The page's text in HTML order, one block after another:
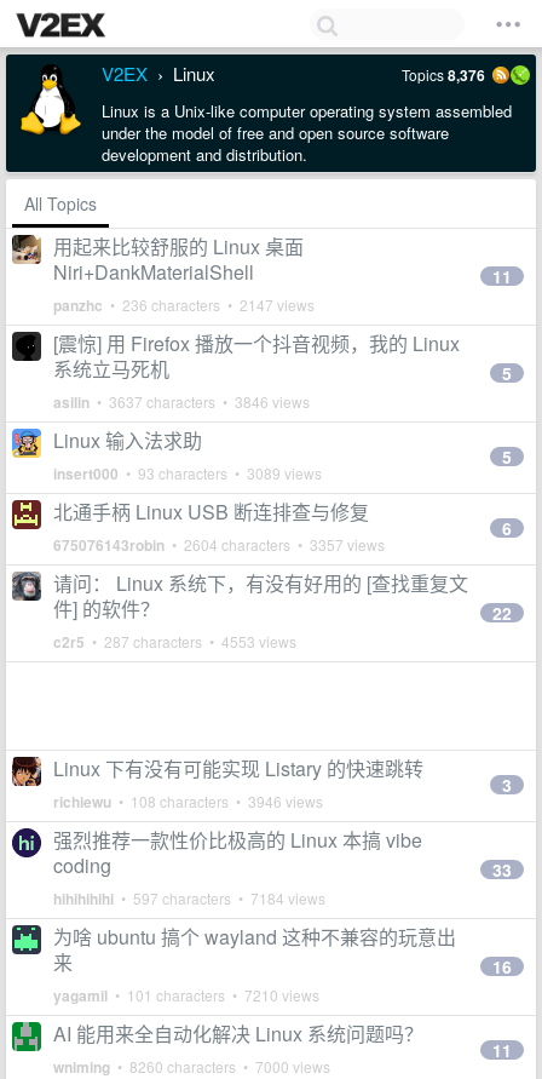
V2EX › Linux Topics8,376
Linux is a Unix-like computer operating system assembled
under the model of free and open source software
development and distribution.
All Topics
用起来比较舒服的 Linux 桌面
Niri+DankMaterialShell
panzhc • 236 characters • 2147 views
11
[震惊] 用 Firefox 播放一个抖音视频，我的 Linux
系统立马死机
asilin • 3637 characters • 3846 views
5
Linux 输入法求助
insert000 • 93 characters • 3089 views
5
北通手柄 Linux USB 断连排查与修复
675076143robin • 2604 characters • 3357 views
6
请问： Linux 系统下，有没有好用的 [查找重复文
件] 的软件？
c2r5 • 287 characters • 4553 views
22
Linux 下有没有可能实现 Listary 的快速跳转
richiewu • 108 characters • 3946 views
3
强烈推荐一款性价比极高的 Linux 本搞 vibe
coding
hihihihihi • 597 characters • 7184 views
33
为啥 ubuntu 搞个 wayland 这种不兼容的玩意出
来
yagamil • 101 characters • 7210 views
16
AI 能用来全自动化解决 Linux 系统问题吗？
wniming • 8260 characters • 7000 views
11